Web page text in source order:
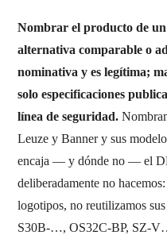
Nombrar el producto de
alternativa comparable o
nominativa y es legítima;
solo especificaciones
línea de seguridad.
Leuze y Banner y sus
encaja — y dónde no — el
deliberadamente no
logotipos, no reutilizamos
S30B-…, OS32C-BP, SZ-